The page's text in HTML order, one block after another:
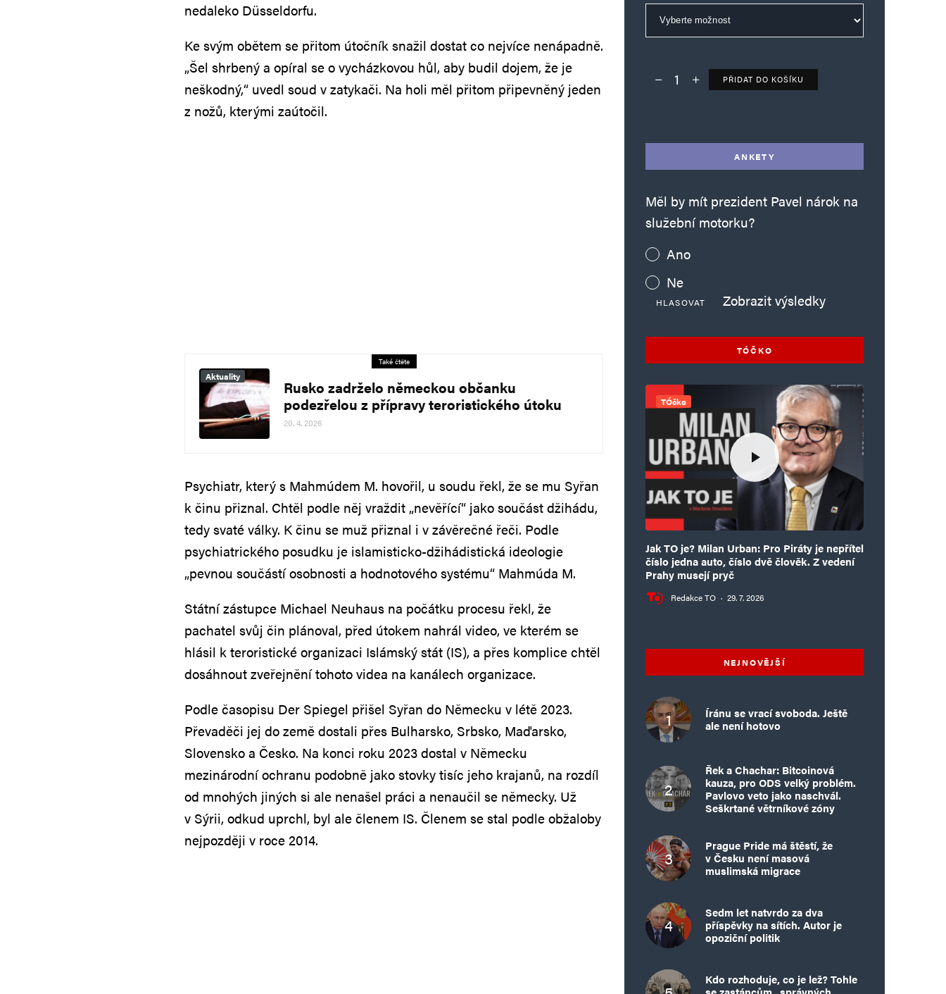
nedaleko Düsseldorfu.
Ke svým obětem se přitom útočník snažil dostat co nejvíce nenápadně.
„Šel shrbený a opíral se o vycházkovou hůl, aby budil dojem, že je
neškodný,“ uvedl soud v zatykači. Na holi měl přitom připevněný jeden
z nožů, kterými zaútočil.
Také čtěte
Aktuality
Rusko zadrželo německou občanku
podezřelou z přípravy teroristického útoku
20. 4. 2026
Psychiatr, který s Mahmúdem M. hovořil, u soudu řekl, že se mu Syřan
k činu přiznal. Chtěl podle něj vraždit „nevěřící“ jako součást džihádu,
tedy svaté války. K činu se muž přiznal i v závěrečné řeči. Podle
psychiatrického posudku je islamisticko-džihádistická ideologie
„pevnou součástí osobnosti a hodnotového systému“ Mahmúda M.
Státní zástupce Michael Neuhaus na počátku procesu řekl, že
pachatel svůj čin plánoval, před útokem nahrál video, ve kterém se
hlásil k teroristické organizaci Islámský stát (IS), a přes komplice chtěl
dosáhnout zveřejnění tohoto videa na kanálech organizace.
Podle časopisu Der Spiegel přišel Syřan do Německu v létě 2023.
Převaděči jej do země dostali přes Bulharsko, Srbsko, Maďarsko,
Slovensko a Česko. Na konci roku 2023 dostal v Německu
mezinárodní ochranu podobně jako stovky tisíc jeho krajanů, na rozdíl
od mnohých jiných si ale nenašel práci a nenaučil se německy. Už
v Sýrii, odkud uprchl, byl ale členem IS. Členem se stal podle obžaloby
nejpozději v roce 2014.
Deník TO – verze bez reklam množství
PŘIDAT DO KOŠÍKU
ANKETY
Měl by mít prezident Pavel nárok na
služební motorku?
Ano
Ne
HLASOVAT Zobrazit výsledky
TÓČKO
TÓčko
Jak TO je? Milan Urban: Pro Piráty je nepřítel
číslo jedna auto, číslo dvě člověk. Z vedení
Prahy musejí pryč
Redakce TO · 29. 7. 2026
NEJNOVĚJŠÍ
Íránu se vrací svoboda. Ještě
ale není hotovo
Řek a Chachar: Bitcoinová
kauza, pro ODS velký problém.
Pavlovo veto jako naschvál.
Seškrtané větrníkové zóny
Prague Pride má štěstí, že
v Česku není masová
muslimská migrace
Sedm let natvrdo za dva
příspěvky na sítích. Autor je
opoziční politik
Kdo rozhoduje, co je lež? Tohle